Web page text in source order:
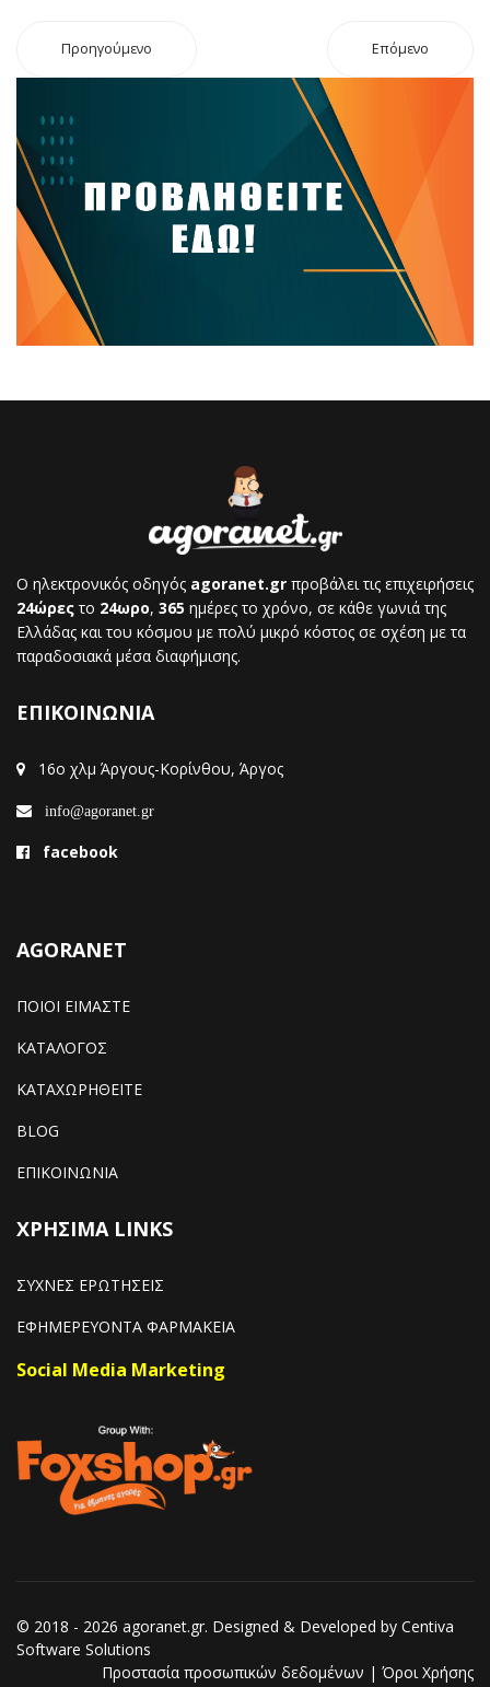
Προηγούμενο Επόμενο
Ο ηλεκτρονικός οδηγός agoranet.gr προβάλει τις επιχειρήσεις
24ώρεςτο 24ωρο, 365 ημέρες το χρόνο, σε κάθε γωνιά της
Ελλάδας και του κόσμου με πολύ μικρό κόστος σε σχέση με τα
παραδοσιακά μέσα διαφήμισης.
ΕΠΙΚΟΙΝΩΝΙΑ
16ο χλμ Άργους-Κορίνθου, Άργος
info@agoranet.gr
facebook
AGORANET
ΠΟΙΟΙ ΕΙΜΑΣΤΕ
ΚΑΤΑΛΟΓΟΣ
ΚΑΤΑΧΩΡΗΘΕΙΤΕ
BLOG
ΕΠΙΚΟΙΝΩΝΙΑ
ΧΡΗΣΙΜΑ LINKS
ΣΥΧΝΕΣ ΕΡΩΤΗΣΕΙΣ
ΕΦΗΜΕΡΕΥΟΝΤΑ ΦΑΡΜΑΚΕΙΑ
Social Media Marketing
© 2018 - 2026 agoranet.gr. Designed & Developed by Centiva
Software Solutions
Προστασία προσωπικών δεδομένων | Όροι Χρήσης